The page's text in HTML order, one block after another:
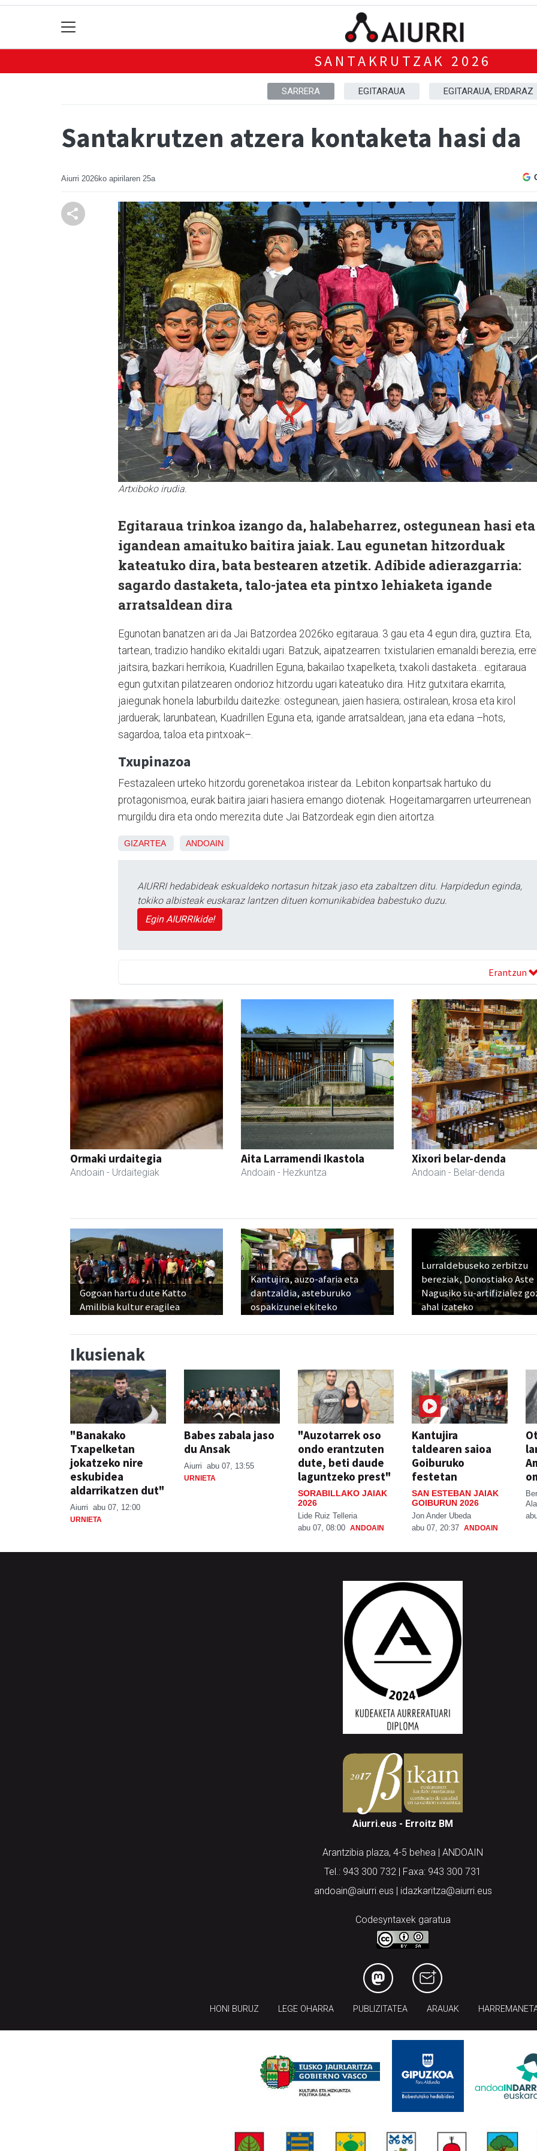
SANTAKRUTZAK 2026
SARRERA EGITARAUA EGITARAUA, ERDARAZ
Santakrutzen atzera kontaketa hasi da
Aiurri 2026ko apirilaren 25a
Artxiboko irudia.
Egitaraua trinkoa izango da, halabeharrez, ostegunean hasi eta
igandean amaituko baitira jaiak. Lau egunetan hitzorduak
kateatuko dira, bata bestearen atzetik. Adibide adierazgarria:
sagardo dastaketa, talo-jatea eta pintxo lehiaketa igande
arratsaldean dira
Egunotan banatzen ari da Jai Batzordea 2026ko egitaraua. 3 gau eta 4 egun dira, guztira. Eta,
tartean, tradizio handiko ekitaldi ugari. Batzuk, aipatzearren: txistularien emanaldi berezia,
jaitsira, bazkari herrikoia, Kuadrillen Eguna, bakailao txapelketa, txakoli dastaketa... egitaraua
egun gutxitan pilatzearen ondorioz hitzordu ugari kateatuko dira. Hitz gutxitara ekarrita,
jaiegunak honela laburbildu daitezke: ostegunean, jaien hasiera; ostiralean, krosa eta kirol
jarduerak; larunbatean, Kuadrillen Eguna eta, igande arratsaldean, jana eta edana –hots,
sagardoa, taloa eta pintxoak–.
Txupinazoa
Festazaleen urteko hitzordu gorenetakoa iristear da. Lebiton konpartsak hartuko du
protagonismoa, eurak baitira jaiari hasiera emango diotenak. Hogeitamargarren urteurrenean
murgildu dira eta ondo merezita dute Jai Batzordeak egin dien aitortza.
GIZARTEA ANDOAIN
AIURRI hedabideak eskualdeko nortasun hitzak jaso eta zabaltzen ditu. Harpidedun eginda,
tokiko albisteak euskaraz lantzen dituen komunikabidea babestuko duzu.
Egin AIURRIkide!
Erantzun
Ormaki urdaitegia
Andoain - Urdaitegiak
Aita Larramendi Ikastola
Andoain - Hezkuntza
Xixori belar-denda
Andoain - Belar-denda
Gogoan hartu dute Katto
Amilibia kultur eragilea
Kantujira, auzo-afaria eta
dantzaldia, asteburuko
ospakizunei ekiteko
Lurraldebuseko zerbitzu
bereziak, Donostiako Aste
Nagusiko su-artifizialez
ahal izateko
Ikusienak
"Banakako
Txapelketan
jokatzeko nire
eskubidea
aldarrikatzen dut"
Aiurri abu 07, 12:00
URNIETA
Babes zabala jaso
du Ansak
Aiurri abu 07, 13:55
URNIETA
"Auzotarrek oso
ondo erantzuten
dute, beti daude
laguntzeko prest"
SORABILLAKO JAIAK
2026
Lide Ruiz Telleria
abu 07, 08:00 ANDOAIN
Kantujira
taldearen saioa
Goiburuko
festetan
SAN ESTEBAN JAIAK
GOIBURUN 2026
Jon Ander Ubeda
abu 07, 20:37 ANDOAIN
Aiurri.eus - Erroitz BM
Arantzibia plaza, 4-5 behea | ANDOAIN
Tel.: 943 300 732 | Faxa: 943 300 731
andoain@aiurri.eus | idazkaritza@aiurri.eus
Codesyntaxek garatua
HONI BURUZ LEGE OHARRA PUBLIZITATEA ARAUAK